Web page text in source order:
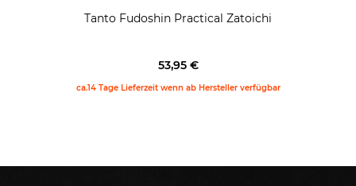
Tanto Fudoshin Practical Zatoichi
53,95 €
ca.14 Tage Lieferzeit wenn ab Hersteller verfügbar